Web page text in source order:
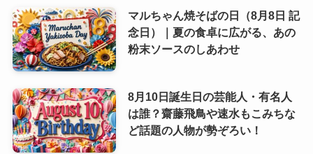
マルちゃん焼そばの日（8月8日 記
念日）｜夏の食卓に広がる、あの
粉末ソースのしあわせ
8月10日誕生日の芸能人・有名人
は誰？齋藤飛鳥や速水もこみちな
ど話題の人物が勢ぞろい！